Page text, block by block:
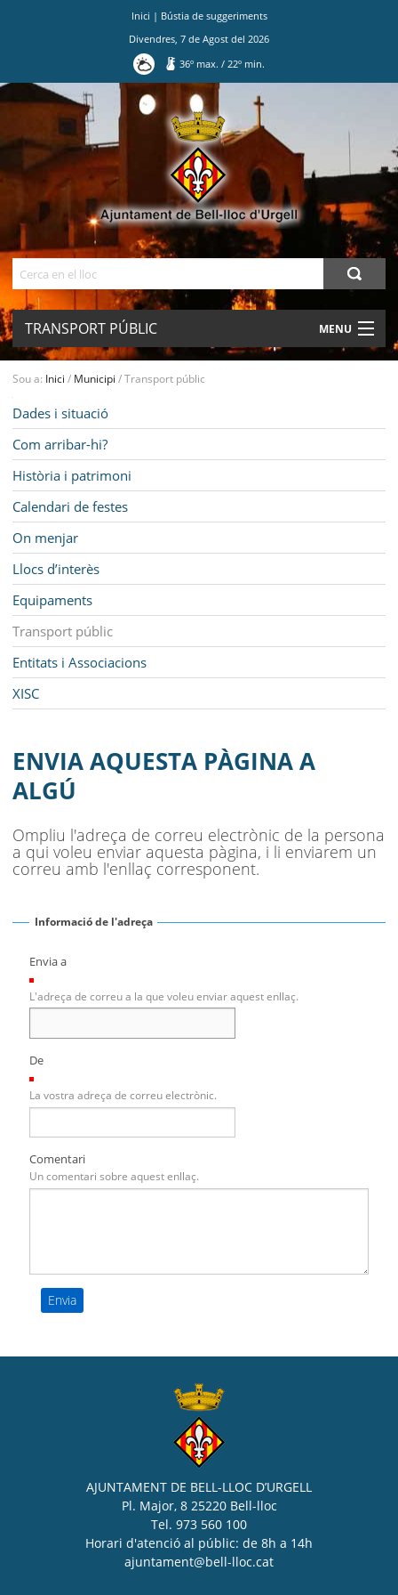
Inici | Bústia de suggeriments
Divendres 7 de Agost del 2026
36º max./ 22º min.
TRANSPORT PÚBLIC MENU
MUNICIPI
SEU ELECTRÒNICA
BELL-LLOC SOLUCIONA
Sou a: Inici / Municipi /Transport públic
Dades i situació
Com arribar-hi?
Història i patrimoni
Calendari de festes
On menjar
Llocs d’interès
Equipaments
Transport públic
Entitats i Associacions
XISC
ENVIA AQUESTA PÀGINA A
ALGÚ
Ompliu l'adreça de correu electrònic de la persona
a qui voleu enviar aquesta pàgina, i li enviarem un
correu amb l'enllaç corresponent.
Informació de l'adreça
Envia a
L'adreça de correu a la que voleu enviar aquest enllaç.
De
La vostra adreça de correu electrònic.
Comentari
Un comentari sobre aquest enllaç.
AJUNTAMENT DE BELL-LLOC D’URGELL
Pl. Major, 8 25220 Bell-lloc
Tel. 973 560 100
Horari d'atenció al públic: de 8h a 14h
ajuntament@bell-lloc.cat